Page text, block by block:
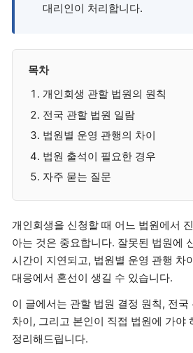
대리인이 처리합니다.
목차
개인회생 관할 법원의 원칙
전국 관할 법원 일람
법원별 운영 관행의 차이
법원 출석이 필요한 경우
자주 묻는 질문
개인회생을 신청할 때 어느 법원에서
아는 것은 중요합니다. 잘못된 법원에
시간이 지연되고, 법원별 운영 관행 차
대응에서 혼선이 생길 수 있습니다.
이 글에서는 관할 법원 결정 원칙, 전국
차이, 그리고 본인이 직접 법원에 가야
정리해드립니다.